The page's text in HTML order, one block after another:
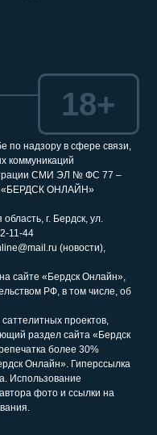
по надзору в сфере связи,
коммуникаций
СМИ ЭЛ № ФС 77 –
«БЕРДСК ОНЛАЙН»
г. Бердск, ул.
11-44
(новости),
сайте «Бердск Онлайн»,
РФ, в том числе, об
проектов,
раздел сайта «Бердск
более 30%
Онлайн». Гиперссылка
Использование
фото и ссылки на
18+